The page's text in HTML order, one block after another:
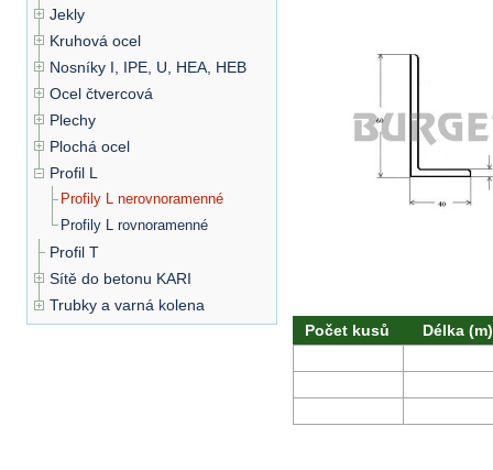
Jekly
Kruhová ocel
Nosníky I, IPE, U, HEA, HEB
Ocel čtvercová
Plechy
Plochá ocel
Profil L
Profily L nerovnoramenné
Profily L rovnoramenné
Profil T
Sítě do betonu KARI
Trubky a varná kolena
Počet kusů Délka (m)